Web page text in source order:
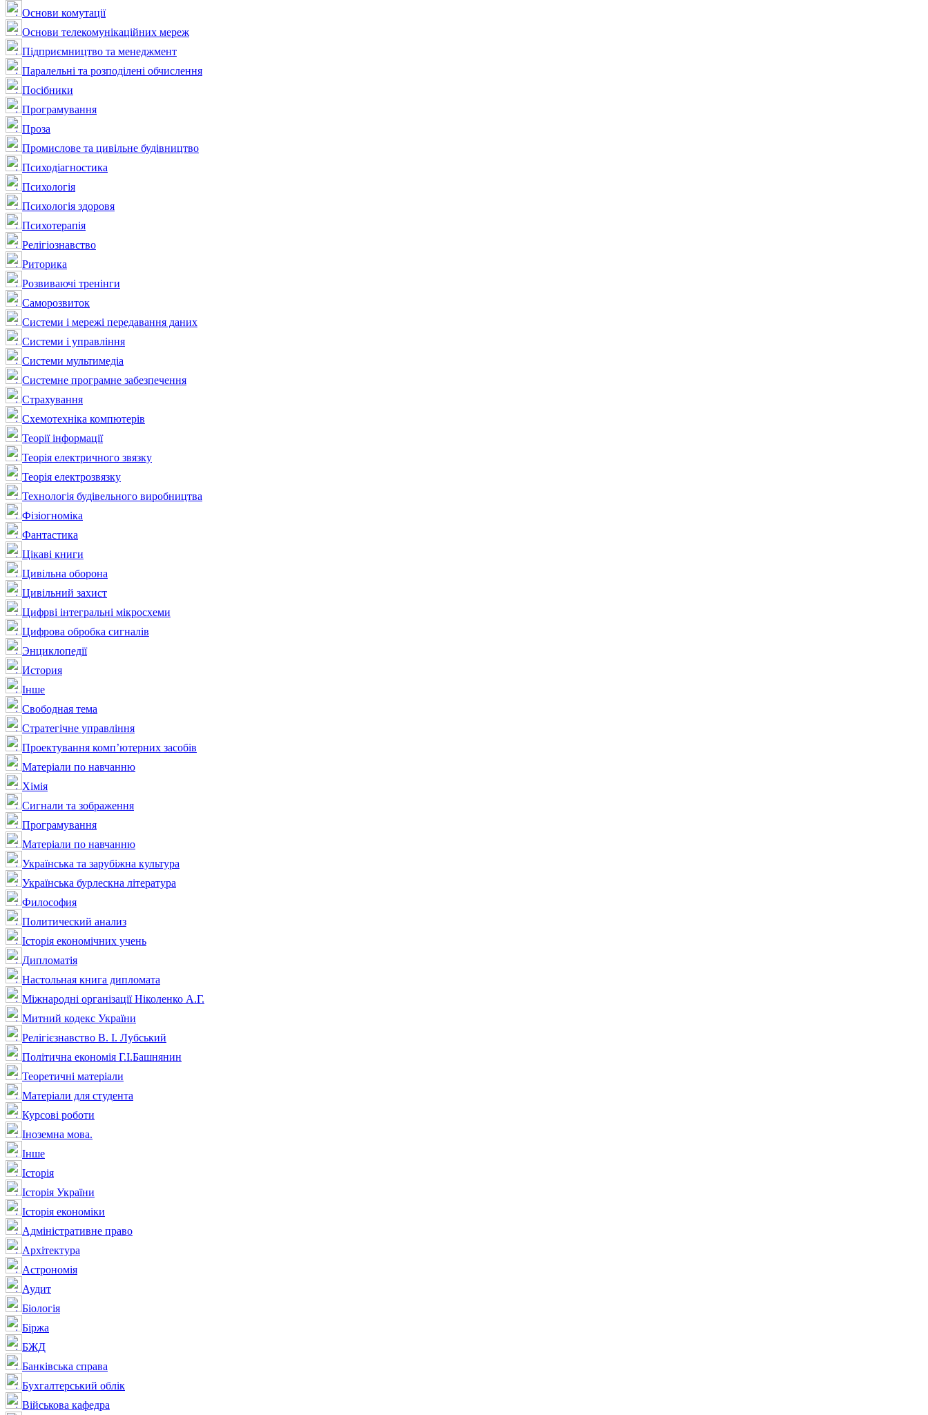
Основи комутації
Основи телекомунікаційних мереж
Підприємництво та менеджмент
Паралельні та розподілені обчислення
Посібники
Програмування
Проза
Промислове та цивільне будівництво
Психодіагностика
Психологія
Психологія здоровя
Психотерапія
Релігіознавство
Риторика
Розвиваючі тренінги
Саморозвиток
Системи і мережі передавання даних
Системи і управління
Системи мультимедіа
Системне програмне забезпечення
Страхування
Схемотехніка компютерів
Теорії інформації
Теорія електричного звязку
Теорія електрозвязку
Технологія будівельного виробництва
Фізіогноміка
Фантастика
Цікаві книги
Цивільна оборона
Цивільний захист
Цифрві інтегральні мікросхеми
Цифрова обробка сигналів
Энциклопедії
История
Інше
Свободная тема
Стратегічне управління
Проектування комп’ютерних засобів
Матеріали по навчанню
Хімія
Сигнали та зображення
Програмування
Матеріали по навчанню
Українська та зарубіжна культура
Українська бурлескна література
Философия
Политический анализ
Історія економічних учень
Дипломатія
Настольная книга дипломата
Міжнародні організації Ніколенко А.Г.
Митний кодекс України
Релігієзнавство В. І. Лубський
Політична економія Г.І.Башнянин
Теоретичні матеріали
Матеріали для студента
Курсові роботи
Іноземна мова.
Інше
Історія
Історія України
Історія економіки
Адміністративне право
Архітектура
Астрономія
Аудит
Біологія
Біржа
БЖД
Банківська справа
Бухгалтерський облік
Військова кафедра